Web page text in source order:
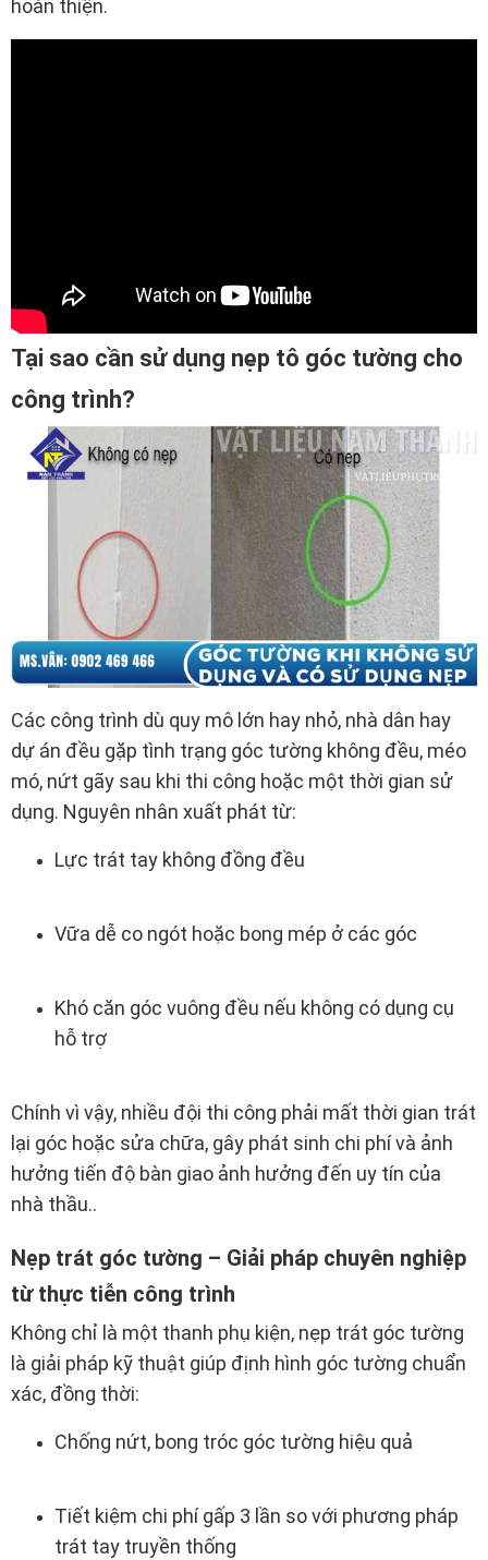
hoàn thiện.
Tại sao cần sử dụng nẹp tô góc tường cho
công trình?
Các công trình dù quy mô lớn hay nhỏ, nhà dân hay
dự án đều gặp tình trạng góc tường không đều, méo
mó, nứt gãy sau khi thi công hoặc một thời gian sử
dụng. Nguyên nhân xuất phát từ:
Lực trát tay không đồng đều
Vữa dễ co ngót hoặc bong mép ở các góc
Khó căn góc vuông đều nếu không có dụng cụ
hỗ trợ
Chính vì vậy, nhiều đội thi công phải mất thời gian trát
lại góc hoặc sửa chữa, gây phát sinh chi phí và ảnh
hưởng tiến độ bàn giao ảnh hưởng đến uy tín của
nhà thầu..
Nẹp trát góc tường – Giải pháp chuyên nghiệp
từ thực tiễn công trình
Không chỉ là một thanh phụ kiện, nẹp trát góc tường
là giải pháp kỹ thuật giúp định hình góc tường chuẩn
xác, đồng thời:
Chống nứt, bong tróc góc tường hiệu quả
Tiết kiệm chi phí gấp 3 lần so với phương pháp
trát tay truyền thống